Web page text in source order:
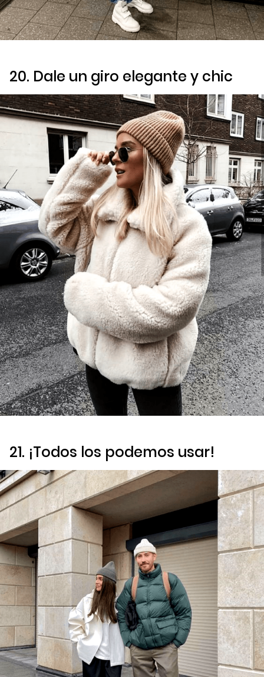
20. Dale un giro elegante y chic
21. ¡Todos los podemos usar!